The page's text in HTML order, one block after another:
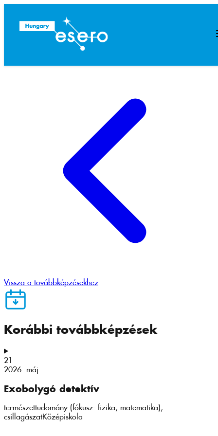
Vissza a továbbképzésekhez
Korábbi továbbképzések
21
2026. máj.
Exobolygó detektív
természettudomány (fókusz: fizika, matematika),
csillagászatKözépiskola